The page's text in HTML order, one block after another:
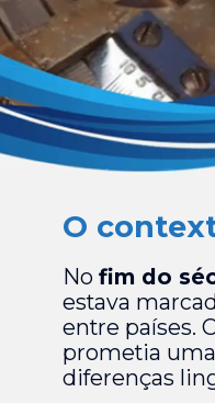
O
No fim do
estava
entre países.
prometia
diferenças